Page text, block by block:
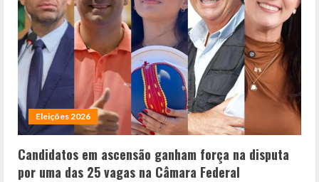
Eleições 2026
Candidatos em ascensão ganham força na disputa
por uma das 25 vagas na Câmara Federal